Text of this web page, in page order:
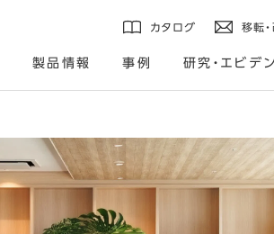
カタログ 移転
製品情報 事例 研究・エビデ